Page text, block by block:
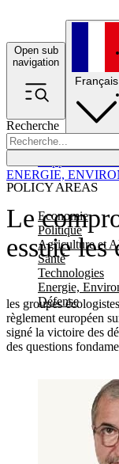
Open sub
navigation
Recherche
POLICY AREAS
Economie
Politique
Agriculture et
Santé
Technologies
Energie,
Défense
Français
Le
essuie
les groupes
règlement européen
signé la victoire des
des questions
ENERGIE,